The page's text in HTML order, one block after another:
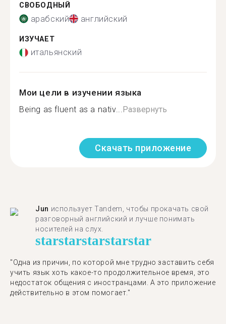
СВОБОДНЫЙ
арабский английский
ИЗУЧАЕТ
итальянский
Мои цели в изучении языка
Being as fluent as a nativ...Развернуть
Скачать приложение
Jun использует Tandem, чтобы прокачать свой
разговорный английский и лучше понимать
носителей на слух.
starstarstarstarstar
"Одна из причин, по которой мне трудно заставить себя
учить язык хоть какое-то продолжительное время, это
недостаток общения с иностранцами. А это приложение
действительно в этом помогает."